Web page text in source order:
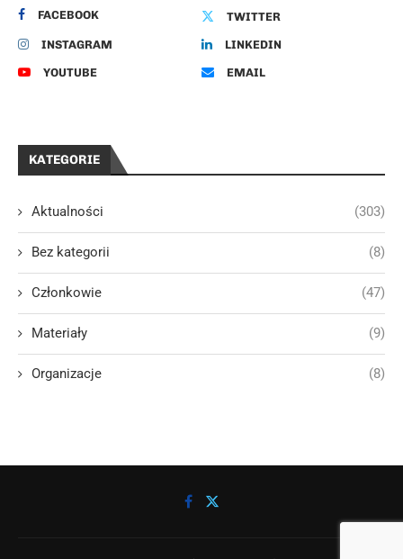
FACEBOOK TWITTER
INSTAGRAM LINKEDIN
YOUTUBE EMAIL
KATEGORIE
Aktualności (303)
Bez kategorii (8)
Członkowie (47)
Materiały (9)
Organizacje (8)